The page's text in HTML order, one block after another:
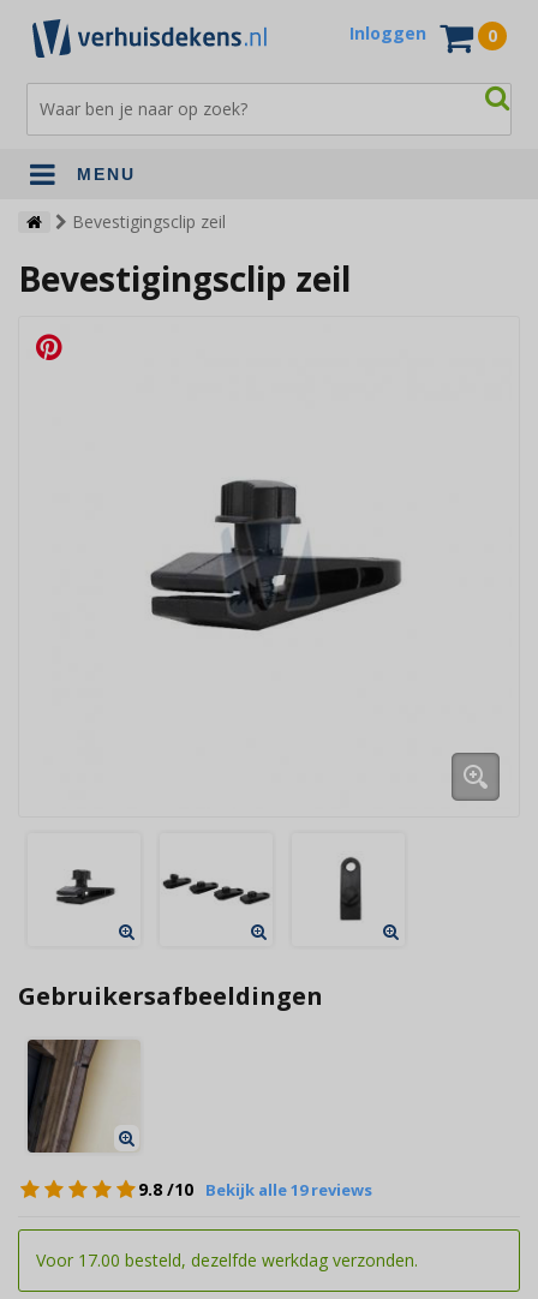
Inloggen 0
MENU
Verhuisdekens
Opslagdekens
Andere verhuismaterialen
Bevestigingsclip zeil
Bevestigingsclip zeil
Gebruikersafbeeldingen
9.8 /10 Bekijk alle 19 reviews
Voor 17.00 besteld, dezelfde werkdag verzonden.